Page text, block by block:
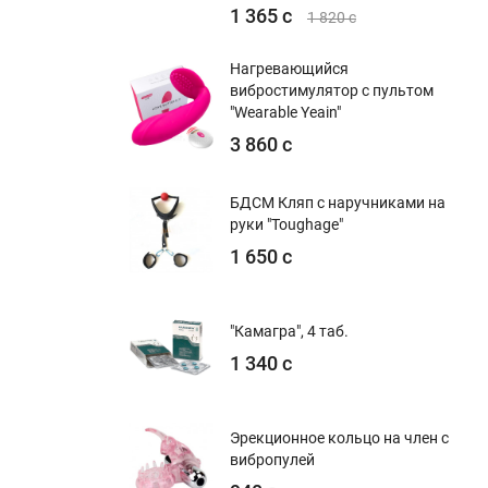
1 365 с 1 820 с
Нагревающийся
вибростимулятор с пультом
"Wearable Yeain"
3 860 с
БДСМ Кляп с наручниками на
руки "Toughage"
1 650 с
"Камагра", 4 таб.
1 340 с
Эрекционное кольцо на член с
вибропулей